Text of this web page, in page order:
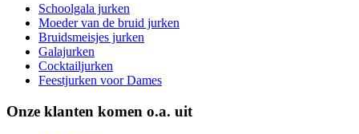
Schoolgala jurken
Moeder van de bruid jurken
Bruidsmeisjes jurken
Galajurken
Cocktailjurken
Feestjurken voor Dames
Onze klanten komen o.a. uit